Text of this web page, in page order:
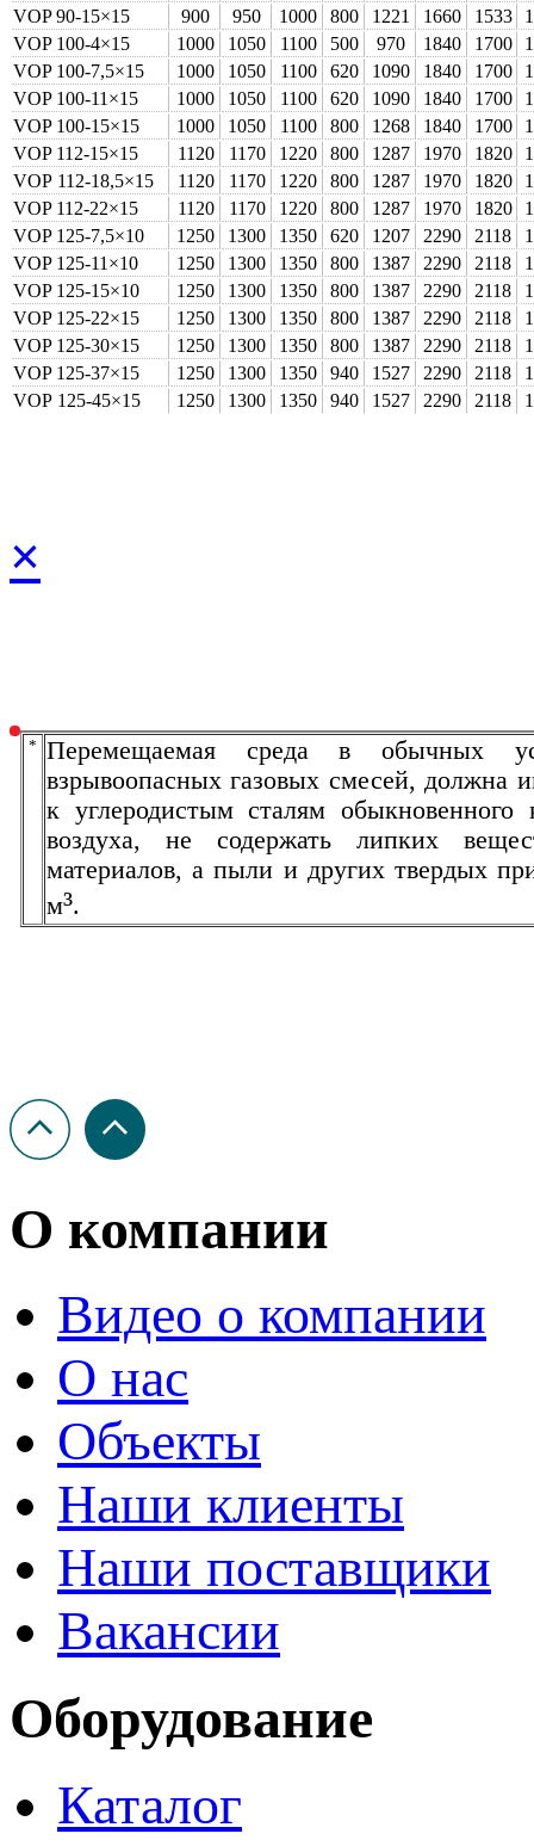
VOP 90-15×15
900 950 1000 800 1221 1660 1533
VOP 100-4×15
1000 1050 1100 500 970 1840 1700
VOP 100-7,5×15
1000 1050 1100 620 1090 1840 1700
VOP 100-11×15
1000 1050 1100 620 1090 1840 1700
VOP 100-15×15
1000 1050 1100 800 1268 1840 1700
VOP 112-15×15
1120 1170 1220 800 1287 1970 1820
VOP 112‑18,5×15
1120 1170 1220 800 1287 1970 1820
VOP 112-22×15
1120 1170 1220 800 1287 1970 1820
VOP 125-7,5×10
1250 1300 1350 620 1207 2290 2118
VOP 125-11×10
1250 1300 1350 800 1387 2290 2118
VOP 125-15×10
1250 1300 1350 800 1387 2290 2118
VOP 125-22×15
1250 1300 1350 800 1387 2290 2118
VOP 125-30×15
1250 1300 1350 800 1387 2290 2118
VOP 125-37×15
1250 1300 1350 940 1527 2290 2118
VOP 125‑45×15
1250 1300 1350 940 1527 2290 2118
×
* Перемещаемая среда в обычных
взрывоопасных газовых смесей,должна
к углеродистым сталям обыкновенного
воздуха, не содержать липких
материалов, а пыли и других твердых
м³.
О компании
Видео о компании
О нас
Объекты
Наши клиенты
Наши поставщики
Вакансии
Оборудование
Каталог